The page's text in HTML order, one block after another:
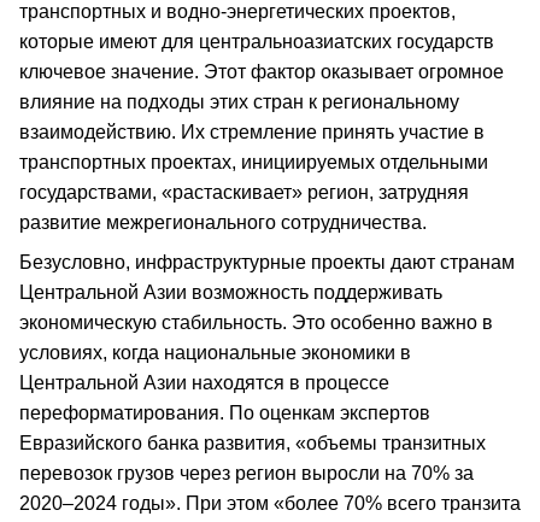
транспортных и водно-энергетических проектов,
которые имеют для центральноазиатских государств
ключевое значение. Этот фактор оказывает огромное
влияние на подходы этих стран к региональному
взаимодействию. Их стремление принять участие в
транспортных проектах, инициируемых отдельными
государствами, «растаскивает» регион, затрудняя
развитие межрегионального сотрудничества.
Безусловно, инфраструктурные проекты дают странам
Центральной Азии возможность поддерживать
экономическую стабильность. Это особенно важно в
условиях, когда национальные экономики в
Центральной Азии находятся в процессе
переформатирования. По оценкам экспертов
Евразийского банка развития, «объемы транзитных
перевозок грузов через регион выросли на 70% за
2020–2024 годы». При этом «более 70% всего транзита